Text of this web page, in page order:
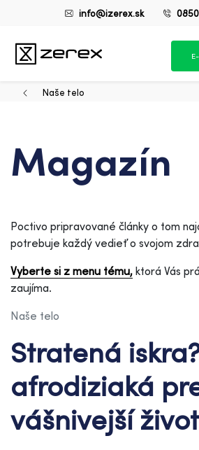
info@izerex.sk
Naše telo
Magazín
Poctivo pripravované články o tom
potrebuje každý vedieť o svojom
Vyberte si z menu tému, ktorá Vás
zaujíma.
Naše telo
Stratená
afrodiziaká
vášnivejší život